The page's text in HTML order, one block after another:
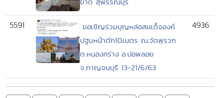
5591
ขอเชิญร่วมบุญหล่อสมเด็จองค์
ปฐมหน้าตัก10เมตร ณ.วัดพุรวก
ต.หนองกร่าง อ.บ่อพลอย
จ.กาญจนบุรี 13-21/6/63
4936